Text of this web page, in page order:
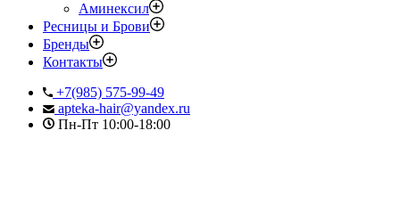
Аминексил
Ресницы и Брови
Бренды
Контакты
+7(985) 575-99-49
apteka-hair@yandex.ru
Пн-Пт 10:00-18:00